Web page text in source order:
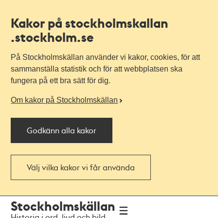
Kakor på stockholmskallan
.stockholm.se
På Stockholmskällan använder vi kakor, cookies, för att
sammanställa statistik och för att webbplatsen ska
fungera på ett bra sätt för dig.
Om kakor på Stockholmskällan
Godkänn alla kakor
Välj vilka kakor vi får använda
navigationen
huvudinnehållet
Stockholmskällan